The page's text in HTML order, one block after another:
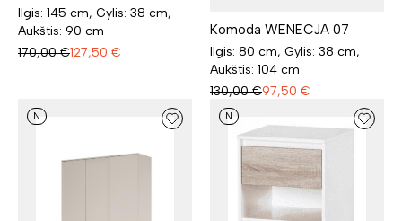
Ilgis: 145 cm, Gylis: 38 cm,
Aukštis: 90 cm
170,00 €127,50 €
Komoda WENECJA 07
Ilgis: 80 cm, Gylis: 38 cm,
Aukštis: 104 cm
130,00 €97,50 €
N N